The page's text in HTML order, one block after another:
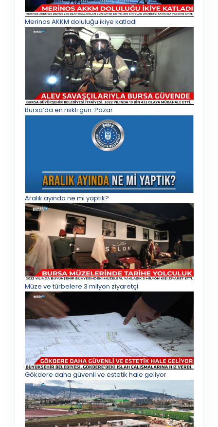
Merinos AKKM doluluğu ikiye katladı
Bursa’da en riskli gün: Pazar
Aralık ayında ne mi yaptık?
Müze ve türbelere 3 milyon ziyaretçi
Gökdere daha güvenli ve estetik hale geliyor